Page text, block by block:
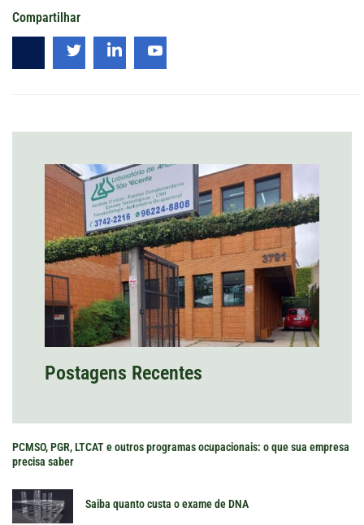
Postagens Recentes
PCMSO, PGR, LTCAT e outros programas ocupacionais: o que sua empresa
precisa saber
Saiba quanto custa o exame de DNA
Compartilhar